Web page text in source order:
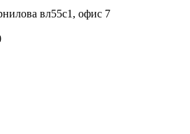
вл55с1, офис 7